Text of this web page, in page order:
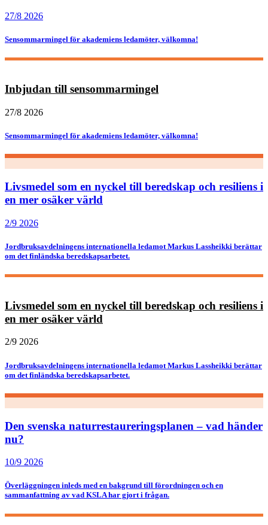
27/8 2026
Sensommarmingel för akademiens ledamöter, välkomna!
Inbjudan till sensommarmingel
27/8 2026
Sensommarmingel för akademiens ledamöter, välkomna!
Livsmedel som en nyckel till beredskap och resiliens i
en mer osäker värld
2/9 2026
Jordbruksavdelningens internationella ledamot Markus Lassheikki berättar
om det finländska beredskapsarbetet.
Livsmedel som en nyckel till beredskap och resiliens i
en mer osäker värld
2/9 2026
Jordbruksavdelningens internationella ledamot Markus Lassheikki berättar
om det finländska beredskapsarbetet.
Den svenska naturrestaureringsplanen – vad händer
nu?
10/9 2026
Överläggningen inleds med en bakgrund till förordningen och en
sammanfattning av vad KSLA har gjort i frågan.